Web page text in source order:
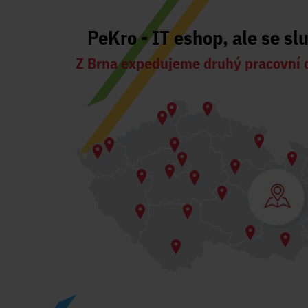
PeKro - IT eshop, ale se
Z Brna expedujeme druhý pracovní